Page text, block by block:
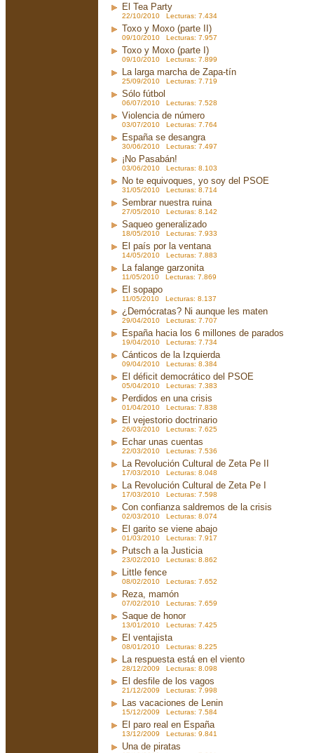
El Tea Party
22/10/2010 Lecturas: 7.434
Toxo y Moxo (parte II)
09/10/2010 Lecturas: 7.957
Toxo y Moxo (parte I)
09/10/2010 Lecturas: 7.899
La larga marcha de Zapa-tín
25/09/2010 Lecturas: 7.719
Sólo fútbol
06/07/2010 Lecturas: 7.528
Violencia de número
03/07/2010 Lecturas: 7.764
España se desangra
30/06/2010 Lecturas: 7.497
¡No Pasabán!
03/06/2010 Lecturas: 8.103
No te equivoques, yo soy del PSOE
31/05/2010 Lecturas: 8.714
Sembrar nuestra ruina
27/05/2010 Lecturas: 8.142
Saqueo generalizado
18/05/2010 Lecturas: 7.933
El país por la ventana
14/05/2010 Lecturas: 7.883
La falange garzonita
11/05/2010 Lecturas: 7.869
El sopapo
11/05/2010 Lecturas: 8.137
¿Demócratas? Ni aunque les maten
29/04/2010 Lecturas: 7.707
España hacia los 6 millones de parados
19/04/2010 Lecturas: 7.734
Cánticos de la Izquierda
09/04/2010 Lecturas: 8.384
El déficit democrático del PSOE
05/04/2010 Lecturas: 7.383
Perdidos en una crisis
01/04/2010 Lecturas: 7.838
El vejestorio doctrinario
26/03/2010 Lecturas: 7.625
Echar unas cuentas
22/03/2010 Lecturas: 7.536
La Revolución Cultural de Zeta Pe II
17/03/2010 Lecturas: 8.048
La Revolución Cultural de Zeta Pe I
17/03/2010 Lecturas: 7.598
Con confianza saldremos de la crisis
02/03/2010 Lecturas: 8.074
El garito se viene abajo
01/03/2010 Lecturas: 7.917
Putsch a la Justicia
23/02/2010 Lecturas: 8.862
Little fence
08/02/2010 Lecturas: 7.652
Reza, mamón
07/02/2010 Lecturas: 7.659
Saque de honor
13/01/2010 Lecturas: 7.425
El ventajista
08/01/2010 Lecturas: 8.225
La respuesta está en el viento
28/12/2009 Lecturas: 8.098
El desfile de los vagos
21/12/2009 Lecturas: 7.998
Las vacaciones de Lenin
15/12/2009 Lecturas: 7.584
El paro real en España
13/12/2009 Lecturas: 9.841
Una de piratas